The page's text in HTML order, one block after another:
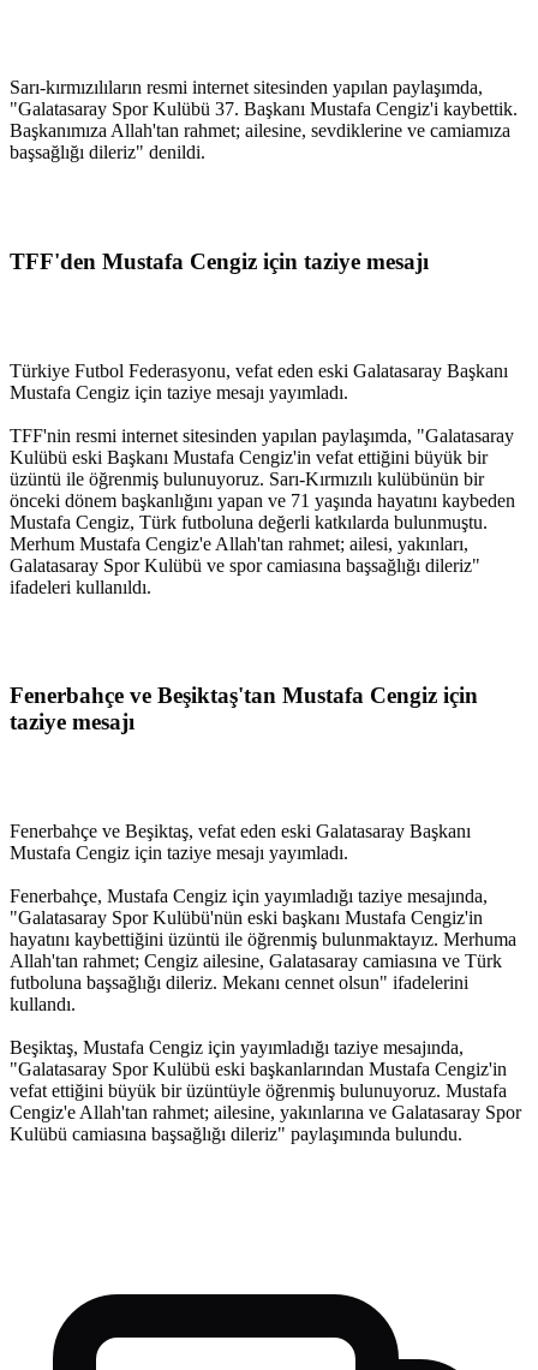
Sarı-kırmızılıların resmi internet sitesinden yapılan paylaşımda,
"Galatasaray Spor Kulübü 37. Başkanı Mustafa Cengiz'i kaybettik.
Başkanımıza Allah'tan rahmet; ailesine, sevdiklerine ve camiamıza
başsağlığı dileriz" denildi.
TFF'den Mustafa Cengiz için taziye mesajı
Türkiye Futbol Federasyonu, vefat eden eski Galatasaray Başkanı
Mustafa Cengiz için taziye mesajı yayımladı.
TFF'nin resmi internet sitesinden yapılan paylaşımda, "Galatasaray
Kulübü eski Başkanı Mustafa Cengiz'in vefat ettiğini büyük bir
üzüntü ile öğrenmiş bulunuyoruz. Sarı-Kırmızılı kulübünün bir
önceki dönem başkanlığını yapan ve 71 yaşında hayatını kaybeden
Mustafa Cengiz, Türk futboluna değerli katkılarda bulunmuştu.
Merhum Mustafa Cengiz'e Allah'tan rahmet; ailesi, yakınları,
Galatasaray Spor Kulübü ve spor camiasına başsağlığı dileriz"
ifadeleri kullanıldı.
Fenerbahçe ve Beşiktaş'tan Mustafa Cengiz için
taziye mesajı
Fenerbahçe ve Beşiktaş, vefat eden eski Galatasaray Başkanı
Mustafa Cengiz için taziye mesajı yayımladı.
Fenerbahçe, Mustafa Cengiz için yayımladığı taziye mesajında,
"Galatasaray Spor Kulübü'nün eski başkanı Mustafa Cengiz'in
hayatını kaybettiğini üzüntü ile öğrenmiş bulunmaktayız. Merhuma
Allah'tan rahmet; Cengiz ailesine, Galatasaray camiasına ve Türk
futboluna başsağlığı dileriz. Mekanı cennet olsun" ifadelerini
kullandı.
Beşiktaş, Mustafa Cengiz için yayımladığı taziye mesajında,
"Galatasaray Spor Kulübü eski başkanlarından Mustafa Cengiz'in
vefat ettiğini büyük bir üzüntüyle öğrenmiş bulunuyoruz. Mustafa
Cengiz'e Allah'tan rahmet; ailesine, yakınlarına ve Galatasaray Spor
Kulübü camiasına başsağlığı dileriz" paylaşımında bulundu.